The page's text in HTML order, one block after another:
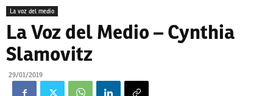
La voz del medio
La Voz del Medio – Cynthia
Slamovitz
29/01/2019